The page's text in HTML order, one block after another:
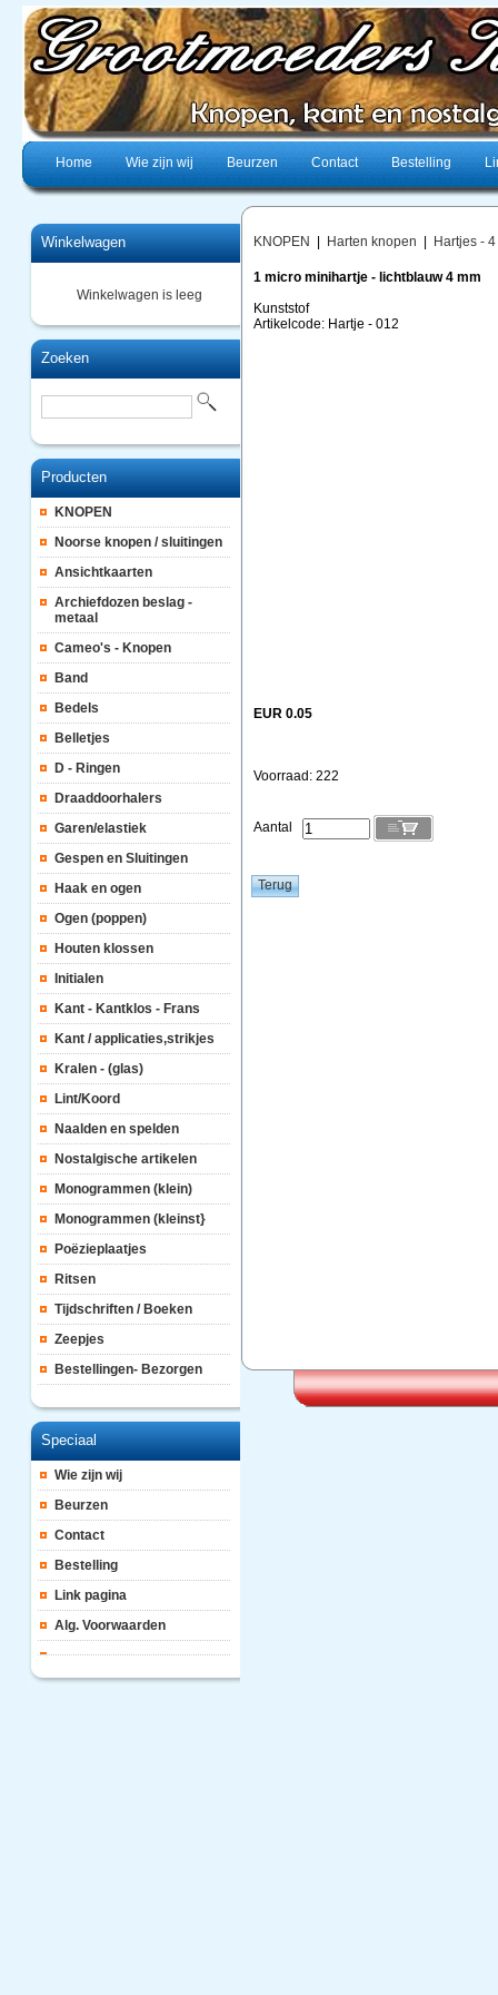
Home Wie zijn wij Beurzen Contact Bestelling
Winkelwagen
Winkelwagen is leeg
Zoeken
Producten
KNOPEN
Noorse knopen / sluitingen
Ansichtkaarten
Archiefdozen beslag -
metaal
Cameo's - Knopen
Band
Bedels
Belletjes
D - Ringen
Draaddoorhalers
Garen/elastiek
Gespen en Sluitingen
Haak en ogen
Ogen (poppen)
Houten klossen
Initialen
Kant - Kantklos - Frans
Kant / applicaties,strikjes
Kralen - (glas)
Lint/Koord
Naalden en spelden
Nostalgische artikelen
Monogrammen (klein)
Monogrammen (kleinst}
Poëzieplaatjes
Ritsen
Tijdschriften / Boeken
Zeepjes
Bestellingen- Bezorgen
Speciaal
Wie zijn wij
Beurzen
Contact
Bestelling
Link pagina
Alg. Voorwaarden
KNOPEN Harten knopen Hartjes -
1 micro minihartje - lichtblauw 4 mm
Kunststof
Artikelcode: Hartje - 012
EUR 0.05
Voorraad: 222
Aantal